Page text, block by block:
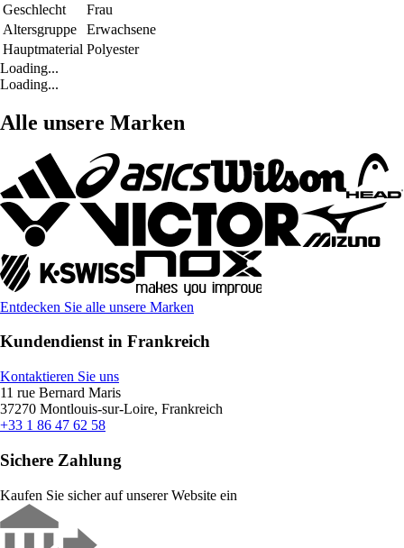
Geschlecht
Frau
Altersgruppe
Erwachsene
Hauptmaterial Polyester
Loading...
Loading...
Alle unsere Marken
Entdecken Sie alle unsere Marken
Kundendienst in Frankreich
Kontaktieren Sie uns
11 rue Bernard Maris
37270 Montlouis-sur-Loire, Frankreich
+33 1 86 47 62 58
Sichere Zahlung
Kaufen Sie sicher auf unserer Website ein